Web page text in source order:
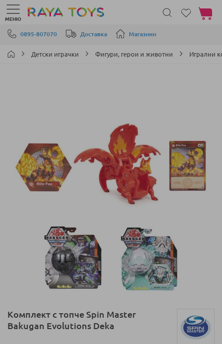
Прескачане към съдържанието
0895-807070 Доставка Магазини
МЕНЮ
Моята
Детски играчки Фигури, герои и животни Игрални
изображенията
Преминете
към
началото
Комплект с топче Spin Master
Bakugan Evolutions Deka